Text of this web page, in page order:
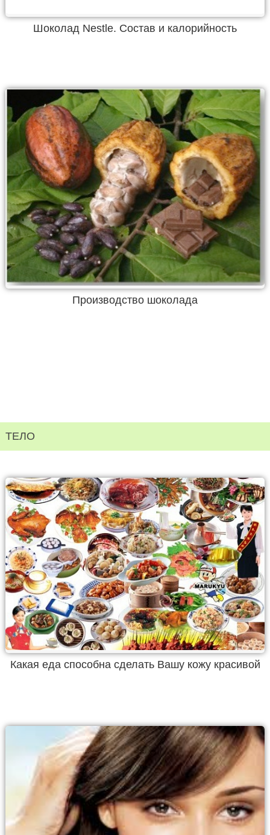
Шоколад Nestle. Состав и калорийность
Производство шоколада
ТЕЛО
Какая еда способна сделать Вашу кожу красивой